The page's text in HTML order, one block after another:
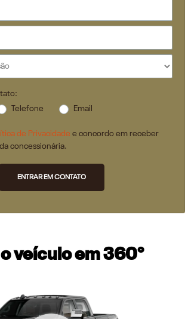
Telefone Email
de Privacidade e concordo em receber
concessionária.
ENTRAR EM CONTATO
veículo em 360°